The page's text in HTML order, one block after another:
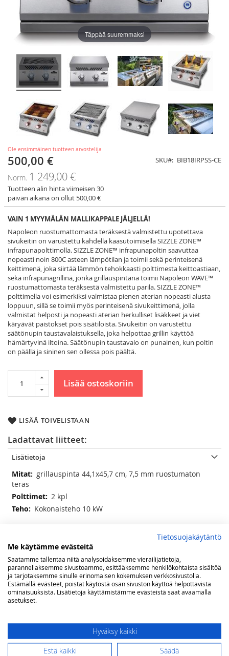
Ole ensimmäinen tuotteen arvostelija
Tarjoushinta
500,00 €
Norm. 1 249,00 €
Tuotteen alin hinta viimeisen 30
päivän aikana on ollut 500,00 €
SKU BIB18IRPSS-CE
VAIN 1 MYYMÄLÄN MALLIKAPPALE JÄLJELLÄ!
Napoleon ruostumattomasta teräksestä valmistettu upotettava
sivukeitin on varustettu kahdella kaasutoimisella SIZZLE ZONE™
infrapunapolttimolla. SIZZLE ZONE™ infrapunapoltin saavuttaa
nopeasti noin 800C asteen lämpötilan ja toimii sekä perinteisenä
keittimenä, joka siirtää lämmön tehokkaasti polttimesta keittoastiaan,
sekä infrapunagrillinä, jonka grillauspintana toimii Napoleon WAVE™
ruostumattomasta teräksestä valmistettu parila. SIZZLE ZONE™
polttimella voi esimerkiksi valmistaa pienen aterian nopeasti alusta
loppuun, sillä se toimii myös perinteisenä sivukeittimenä, jolla
valmistat helposti ja nopeasti aterian herkulliset lisäkkeet ja viet
käryävät paistokset pois sisätiloista. Sivukeitin on varustettu
säätönupin taustavalaistuksella, joka helpottaa grillin käyttöä
hämärtyvinä iltoina. Säätönupin taustavalo on punainen, kun poltin
on päällä ja sininen sen ollessa pois päältä.
Lisää ostoskoriin
LISÄÄ TOIVELISTAAN
Ladattavat liitteet:
Täppää suuremmaksi
Lisätietoja
Lisätietojagrillauspinta 44,1x45,7 cm, 7,5 mm ruostumaton
teräs
2 kpl
Kokonaisteho 10 kW
Olet arvostelemassa:
Napoleon upotettava SIZZLEZONE poltin
MYYMÄLÄN MALLIKAPPALE!
Arviosi
star
stars
stars
stars
stars
Nimimerkki
Tietosuojakäytäntö
Me käytämme evästeitä
Saatamme tallentaa niitä analysoidaksemme vierailijatietoja,
parannellaksemme sivustoamme, esittääksemme henkilökohtaista sisältöä
ja tarjotaksemme sinulle erinomaisen kokemuksen verkkosivustolla.
Estämällä evästeet, poistat käytöstä osan sivuston käyttöä helpottavista
ominaisuuksista. Lisätietoja käyttämistämme evästeistä saat avaamalla
asetukset.
Hyväksy kaikki
Estä kaikki Säädä